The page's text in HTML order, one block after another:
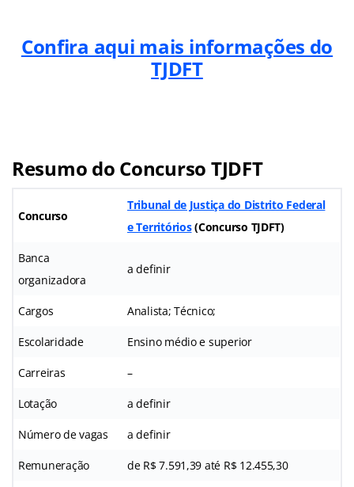
Confira aqui mais informações do
TJDFT
Resumo do Concurso TJDFT
Concurso
Tribunal de Justiça do Distrito Federal
e Territórios(Concurso TJDFT)
Banca
organizadora
a definir
Cargos Analista; Técnico;
Escolaridade Ensino médio e superior
Carreiras –
Lotação a definir
Número de vagas a definir
Remuneração de R$ 7.591,39 até R$ 12.455,30